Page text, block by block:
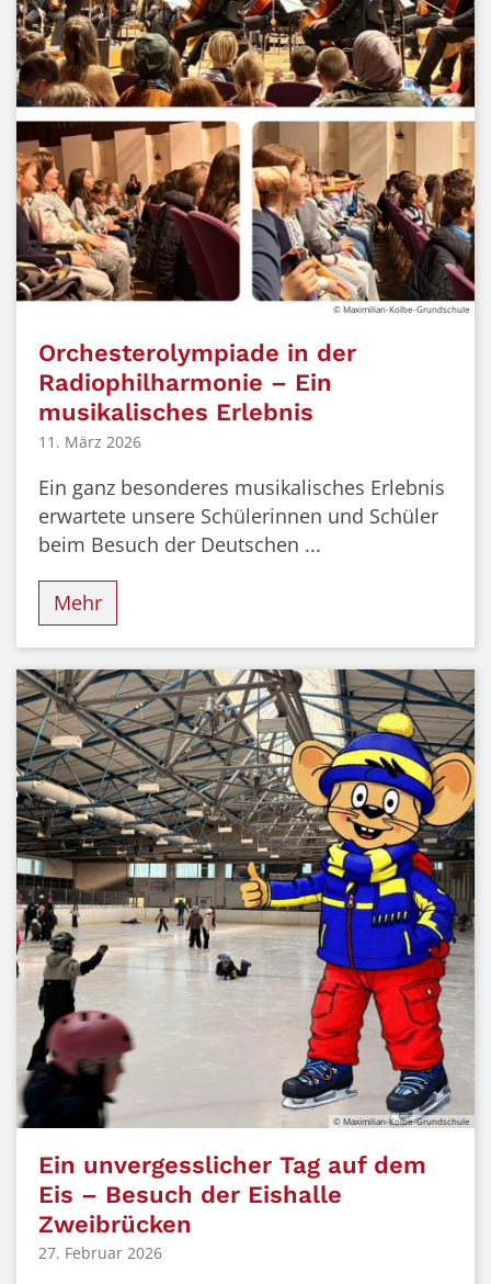
© Maximilian-Kolbe-Grundschule
Orchesterolympiade in der
Radiophilharmonie – Ein
musikalisches Erlebnis
11. März 2026
Ein ganz besonderes musikalisches Erlebnis
erwartete unsere Schülerinnen und Schüler
beim Besuch der Deutschen ...
Mehr
© Maximilian-Kolbe-Grundschule
Ein unvergesslicher Tag auf dem
Eis – Besuch der Eishalle
Zweibrücken
27. Februar 2026